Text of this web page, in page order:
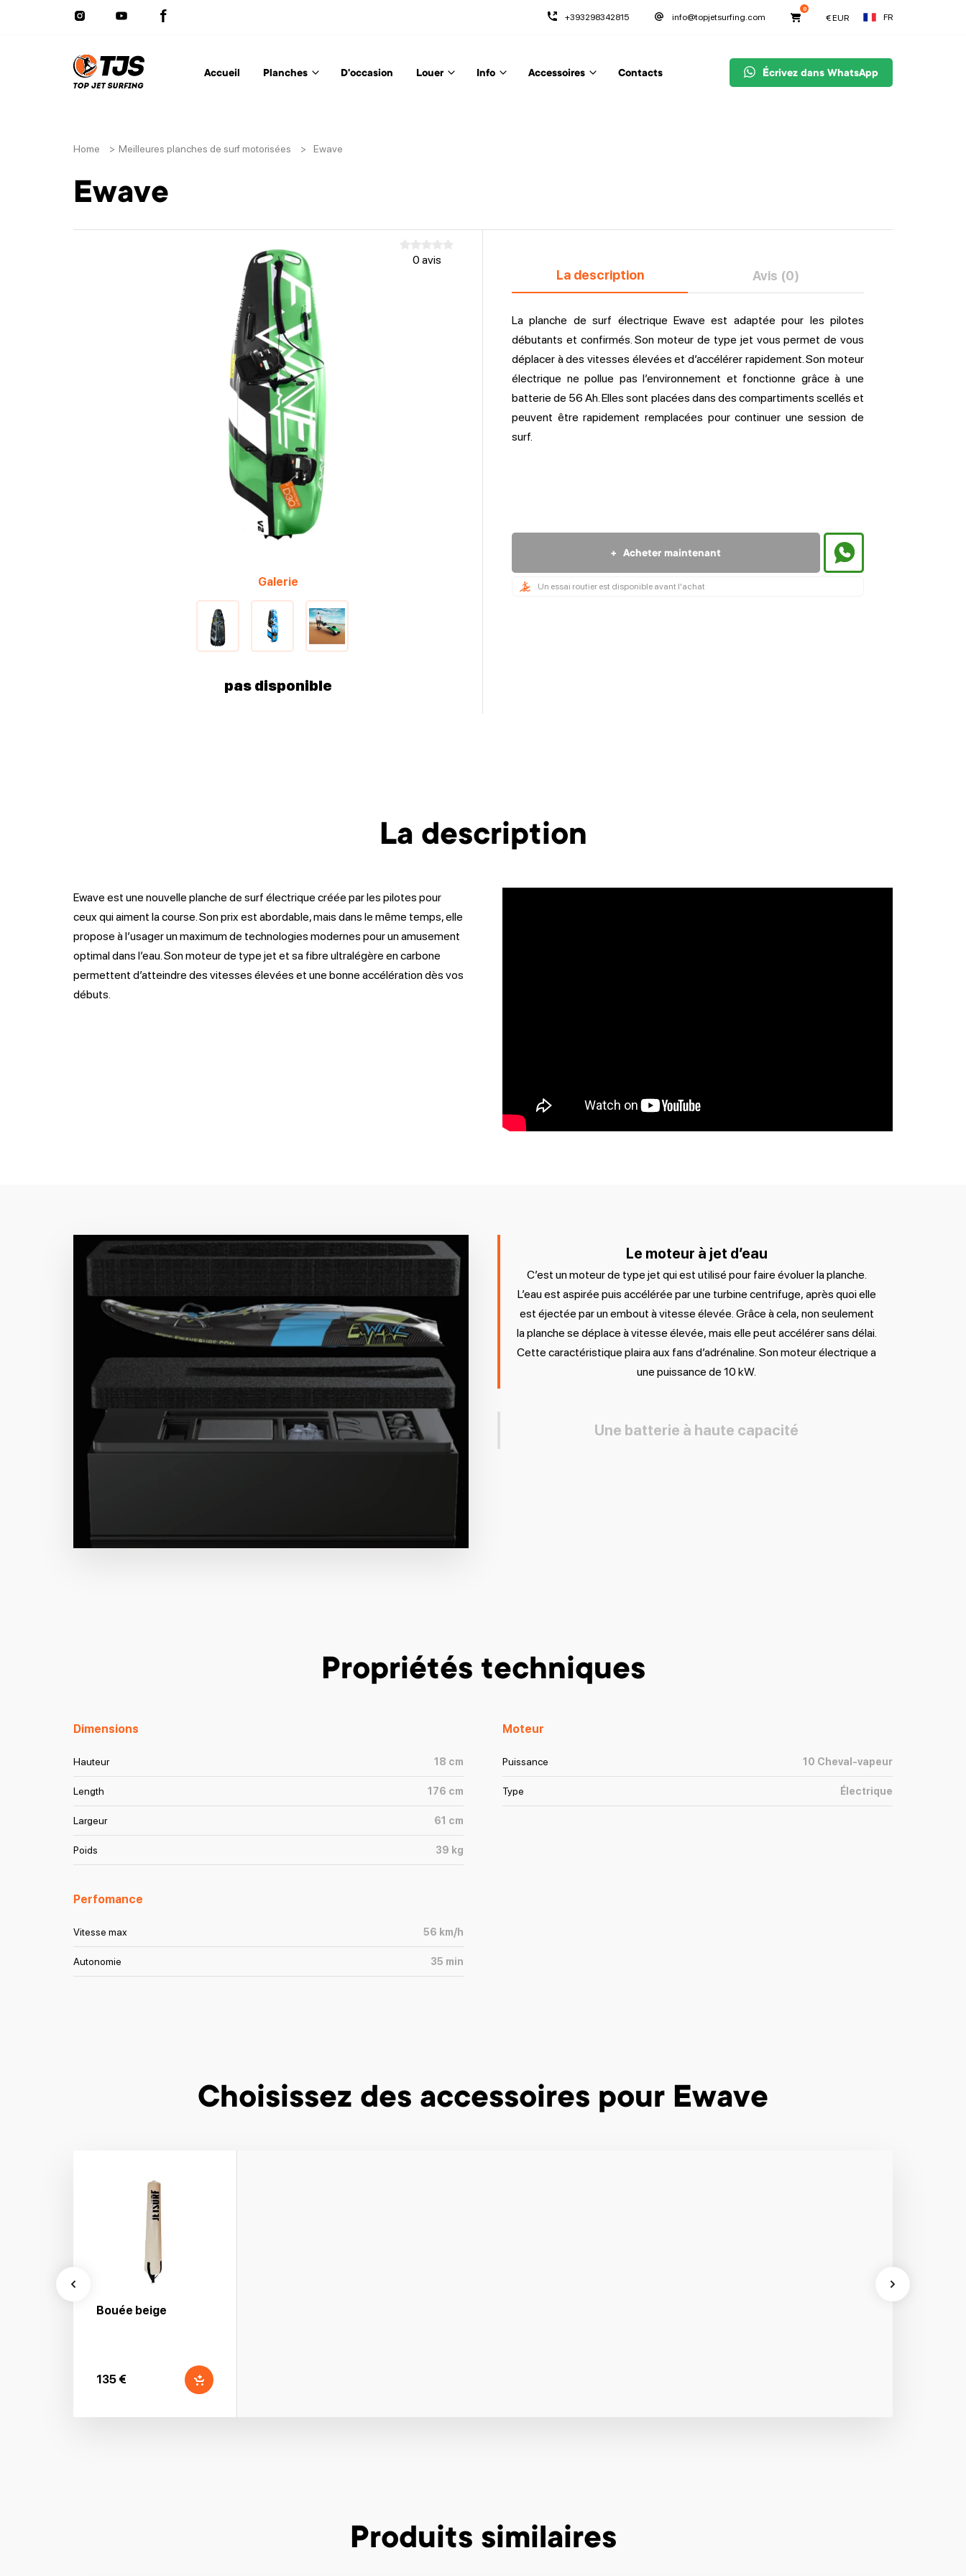
+393298342815 info@topjetsurfing.com
0
€EUR FR
Accueil Planches D'occasion Louer Info Accessoires Contacts Écrivez dans WhatsApp
Home > Meilleures planches de surf motorisées > Ewave
Ewave
0 avis
Galerie
pas disponible
La description Avis (0)
La planche de surf électrique Ewave est adaptée pour les pilotes
débutants et confirmés. Son moteur de type jet vous permet de vous
déplacer à des vitesses élevées et d’accélérer rapidement. Son moteur
électrique ne pollue pas l’environnement et fonctionne grâce à une
batterie de 56 Ah. Elles sont placées dans des compartiments scellés et
peuvent être rapidement remplacées pour continuer une session de
surf.
+ Acheter maintenant
Un essai routier est disponible avant l'achat
La description
Ewave est une nouvelle planche de surf électrique créée par les pilotes pour
ceux qui aiment la course. Son prix est abordable, mais dans le même temps, elle
propose à l’usager un maximum de technologies modernes pour un amusement
optimal dans l’eau. Son moteur de type jet et sa fibre ultralégère en carbone
permettent d’atteindre des vitesses élevées et une bonne accélération dès vos
débuts.
Le moteur à jet d’eau
C’est un moteur de type jet qui est utilisé pour faire évoluer la planche.
L’eau est aspirée puis accélérée par une turbine centrifuge, après quoi elle
est éjectée par un embout à vitesse élevée. Grâce à cela, non seulement
la planche se déplace à vitesse élevée, mais elle peut accélérer sans délai.
Cette caractéristique plaira aux fans d’adrénaline. Son moteur électrique a
une puissance de 10 kW.
Une batterie à haute capacité
Propriétés techniques
Dimensions
Hauteur 18 cm
Length 176 cm
Largeur 61 cm
Poids 39 kg
Perfomance
Vitesse max 56 km/h
Autonomie 35 min
Moteur
Puissance 10 Cheval-vapeur
Type Électrique
Choisissez des accessoires pour Ewave
Bouée beige
135 €
Produits similaires